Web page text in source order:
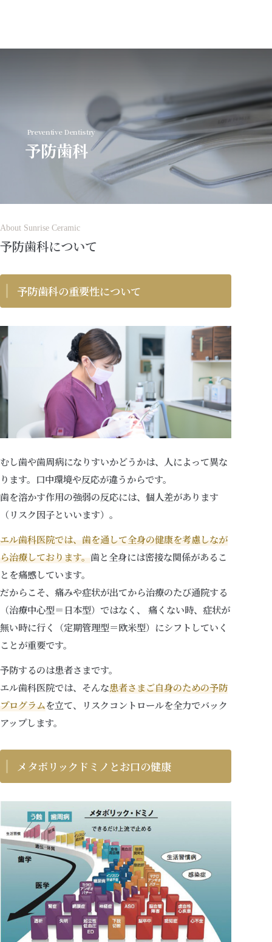
トップページ
診療案内
治療方針
TEL048-521-0001
9:00-13:00／14:30-18:30
Preventive Dentistry
予防歯科
About Sunrise Ceramic
予防歯科について
予防歯科の重要性について
むし歯や歯周病になりすいかどうかは、人によって異な
ります。口中環境や反応が違うからです。
歯を溶かす作用の強弱の反応には、個人差があります
（リスク因子といいます）。
エル歯科医院では、歯を通して全身の健康を考慮しなが
ら治療しております。 歯と全身には密接な関係があるこ
とを痛感しています。
だからこそ、痛みや症状が出てから治療のたび通院する
（治療中心型＝日本型）ではなく、 痛くない時、症状が
無い時に行く（定期管理型＝欧米型）にシフトしていく
ことが重要です。
予防するのは患者さまです。
エル歯科医院では、そんな患者さまご自身のための予防
プログラムを立て、リスクコントロールを全力でバック
アップします。
メタボリックドミノとお口の健康